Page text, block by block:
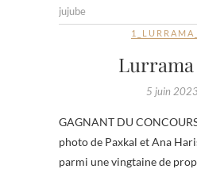
jujube
Lurrama
5 juin 2023
GAGNANT DU
photo de Paxkal et Ana
parmi une vingtaine de